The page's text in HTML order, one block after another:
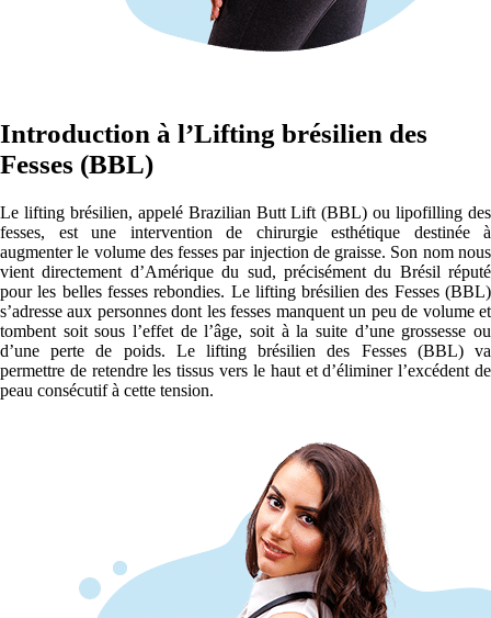
Introduction à l’Lifting brésilien des
Fesses (BBL)
Le lifting brésilien, appelé Brazilian Butt Lift (BBL) ou lipofilling des
fesses, est une intervention de chirurgie esthétique destinée à
augmenter le volume des fesses par injection de graisse. Son nom nous
vient directement d’Amérique du sud, précisément du Brésil réputé
pour les belles fesses rebondies. Le lifting brésilien des Fesses (BBL)
s’adresse aux personnes dont les fesses manquent un peu de volume et
tombent soit sous l’effet de l’âge, soit à la suite d’une grossesse ou
d’une perte de poids. Le lifting brésilien des Fesses (BBL) va
permettre de retendre les tissus vers le haut et d’éliminer l’excédent de
peau consécutif à cette tension.